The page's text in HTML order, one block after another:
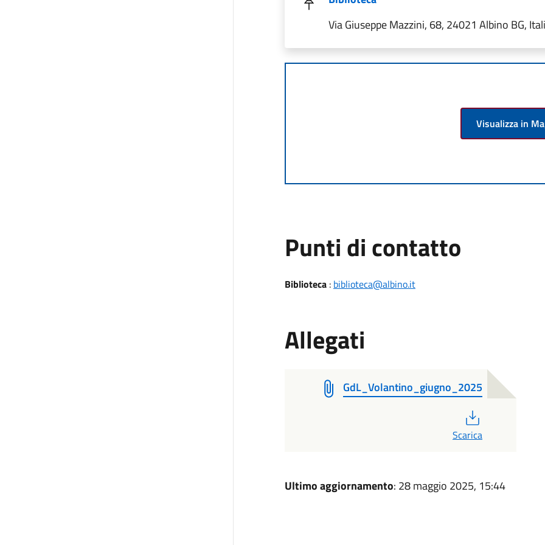
Via Giuseppe Mazzini, 68, 24021 Albino BG,
Visualizza in
Punti di contatto
Biblioteca: biblioteca@albino.it
Allegati
GdL_Volantino_giugno_2025
Scarica
Ultimo aggiornamento: 28 maggio 2025, 15:44